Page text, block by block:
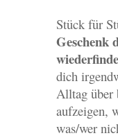
Stück für
Geschenk
dich
Alltag über
aufzeigen,
was/wer